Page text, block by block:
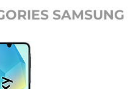
SAMSUNG